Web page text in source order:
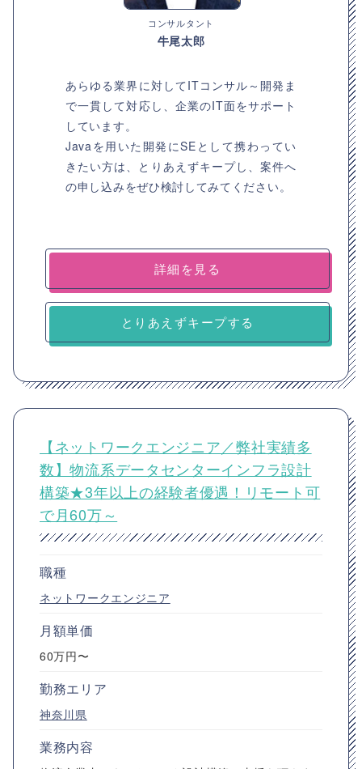
コンサルタント
牛尾太郎
あらゆる業界に対してITコンサル～開発ま
で一貫して対応し、企業のIT面をサポート
しています。
Javaを用いた開発にSEとして携わってい
きたい方は、とりあえずキープし、案件へ
の申し込みをぜひ検討してみてください。
詳細を見る
とりあえずキープする
【ネットワークエンジニア／弊社実績多
数】物流系データセンターインフラ設計
構築★3年以上の経験者優遇！リモート可
で月60万～
職種
ネットワークエンジニア
月額単価
60万円〜
勤務エリア
神奈川県
業務内容